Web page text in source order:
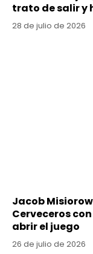
trato de salir y
28 de julio de 2026
Jacob
Cerveceros
abrir el juego
26 de julio de 2026